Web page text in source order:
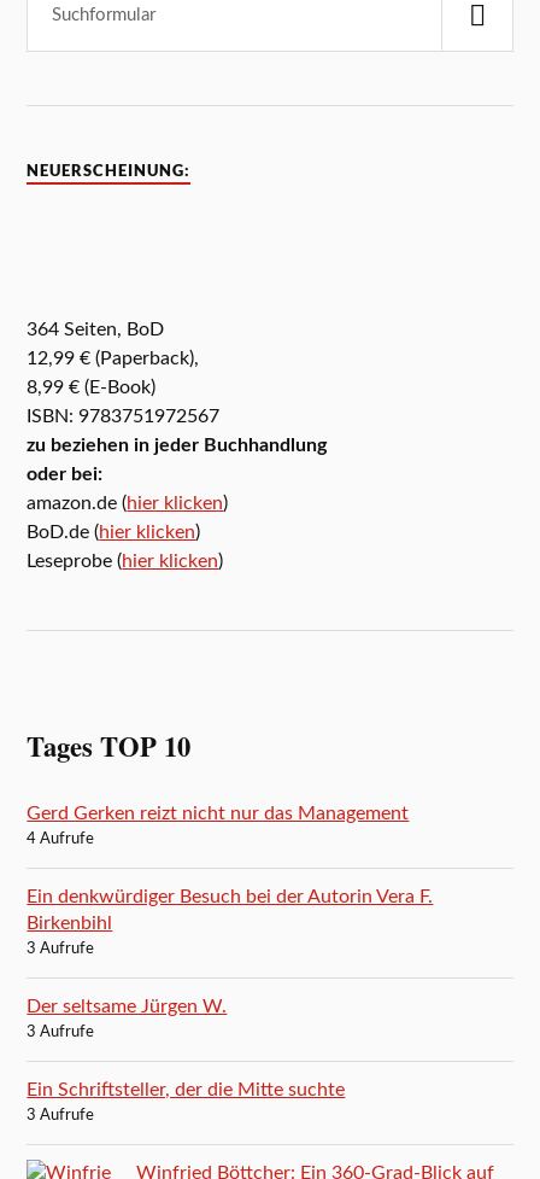
NEUERSCHEINUNG:
364 Seiten, BoD
12,99 € (Paperback),
8,99 € (E-Book)
ISBN: 9783751972567
zu beziehen in jeder Buchhandlung
oder bei:
amazon.de (hier klicken)
BoD.de (hier klicken)
Leseprobe (hier klicken)
Tages TOP 10
Gerd Gerken reizt nicht nur das Management
4 Aufrufe
Ein denkwürdiger Besuch bei der Autorin Vera F.
Birkenbihl
3 Aufrufe
Der seltsame Jürgen W.
3 Aufrufe
Ein Schriftsteller, der die Mitte suchte
3 Aufrufe
Winfried Böttcher: Ein 360-Grad-Blick auf